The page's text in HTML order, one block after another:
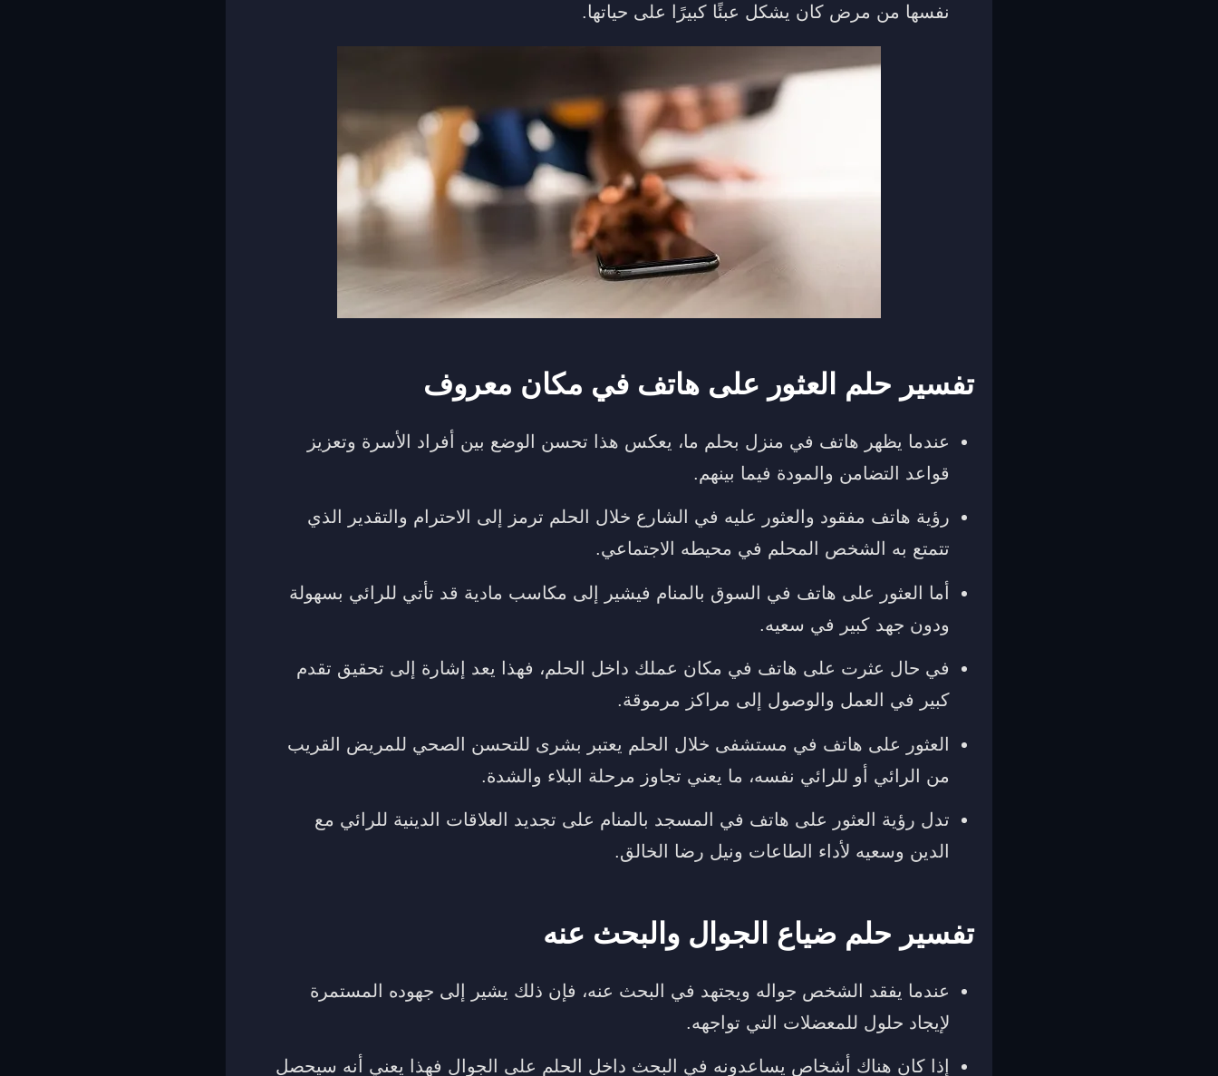
نفسها من مرض كان يشكل عبئًا كبيرًا على حياتها.
تفسير حلم العثور على هاتف في مكان معروف
عندما يظهر هاتف في منزل بحلم ما، يعكس هذا تحسن الوضع بين أفراد الأسرة وتعزيز
قواعد التضامن والمودة فيما بينهم.
رؤية هاتف مفقود والعثور عليه في الشارع خلال الحلم ترمز إلى الاحترام والتقدير الذي
تتمتع به الشخص المحلم في محيطه الاجتماعي.
أما العثور على هاتف في السوق بالمنام فيشير إلى مكاسب مادية قد تأتي للرائي بسهولة
ودون جهد كبير في سعيه.
في حال عثرت على هاتف في مكان عملك داخل الحلم، فهذا يعد إشارة إلى تحقيق تقدم
كبير في العمل والوصول إلى مراكز مرموقة.
العثور على هاتف في مستشفى خلال الحلم يعتبر بشرى للتحسن الصحي للمريض القريب
من الرائي أو للرائي نفسه، ما يعني تجاوز مرحلة البلاء والشدة.
تدل رؤية العثور على هاتف في المسجد بالمنام على تجديد العلاقات الدينية للرائي مع
الدين وسعيه لأداء الطاعات ونيل رضا الخالق.
تفسير حلم ضياع الجوال والبحث عنه
عندما يفقد الشخص جواله ويجتهد في البحث عنه، فإن ذلك يشير إلى جهوده المستمرة
لإيجاد حلول للمعضلات التي تواجهه.
إذا كان هناك أشخاص يساعدونه في البحث داخل الحلم على الجوال فهذا يعني أنه سيحصل